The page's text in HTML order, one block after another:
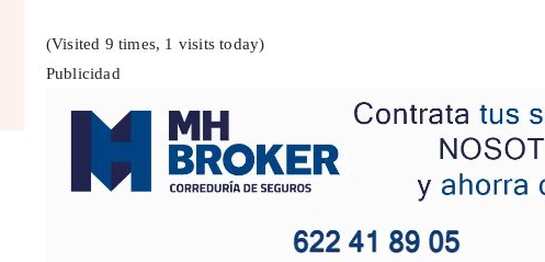
(Visited 9 times, 1 visits today)
Publicidad